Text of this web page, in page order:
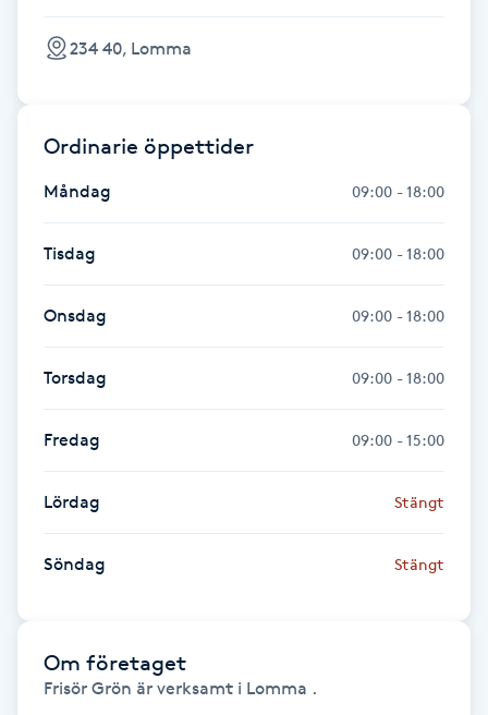
Fibromassage
Fillers
Fotmassage
Fotsvamp
Fotvård
Fransar
Fransborttagning
Fransfärgning
Fransförlängning
234 40, Lomma
Ordinarie öppettider
Måndag 09:00 - 18:00
Tisdag 09:00 - 18:00
Onsdag 09:00 - 18:00
Torsdag 09:00 - 18:00
Fredag 09:00 - 15:00
Lördag Stängt
Söndag Stängt
Om företaget
Frisör Grön är verksamt i Lomma .